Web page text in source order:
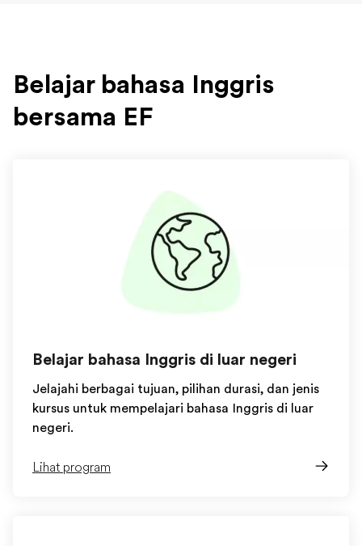
Belajar bahasa Inggris
bersama EF
Belajar bahasa Inggris di luar negeri
Jelajahi berbagai tujuan, pilihan durasi, dan jenis
kursus untuk mempelajari bahasa Inggris di luar
negeri.
Lihat program